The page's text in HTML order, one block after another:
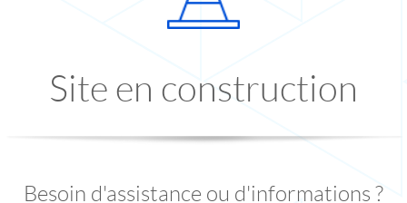
Site en construction
Besoin d'assistance ou d'informations ?